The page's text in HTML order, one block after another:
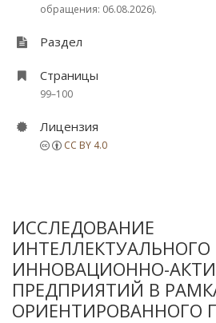
обращения: 06.08.2026).
Раздел
Страницы
99–100
Лицензия
CC BY 4.0
ИССЛЕДОВАНИЕ
ИННОВАЦИОННО-
ПРЕДПРИЯТИЙ В
ОРИЕНТИРОВАННОГО